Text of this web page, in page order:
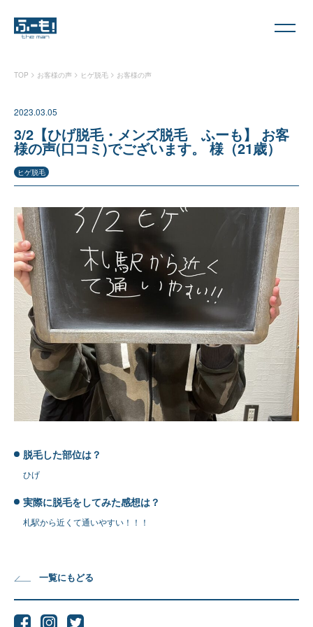
TOP > お客様の声 > ヒゲ脱毛 > お客様の声
2023.03.05
3/2【ひげ脱毛・メンズ脱毛 ふーも】 お客
様の声(口コミ)でございます。 様（21歳）
ヒゲ脱毛
脱毛した部位は？
ひげ
実際に脱毛をしてみた感想は？
札駅から近くて通いやすい！！！
一覧にもどる